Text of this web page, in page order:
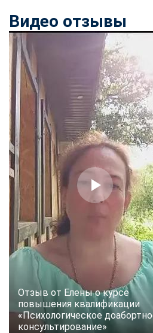
Видео отзывы
Отзыв от Елены о курсе
повышения квалификации
«Психологическое
консультирование»